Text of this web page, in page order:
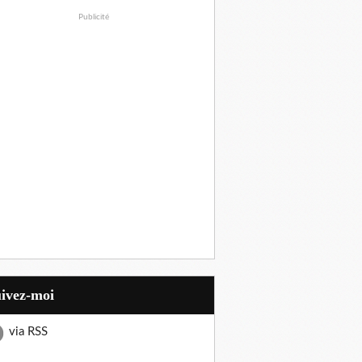
Publicité
moi
via RSS